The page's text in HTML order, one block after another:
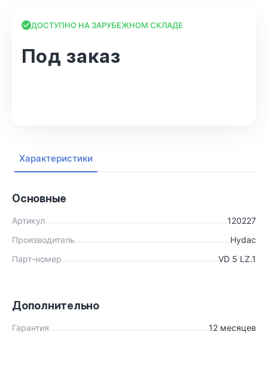
ДОСТУПНО НА ЗАРУБЕЖНОМ СКЛАДЕ
Под заказ
Характеристики
Основные
Артикул
120227
Производитель
Hydac
Парт-номер
VD 5 LZ.1
Дополнительно
Гарантия 12 месяцев